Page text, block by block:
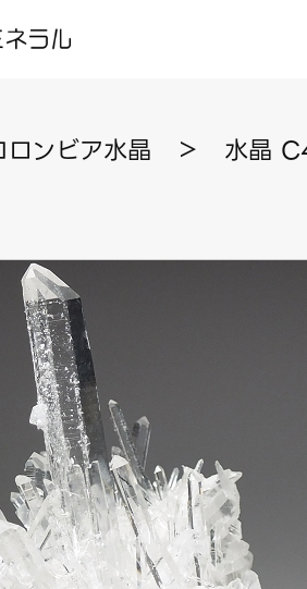
ロンビア水晶 ＞
水晶